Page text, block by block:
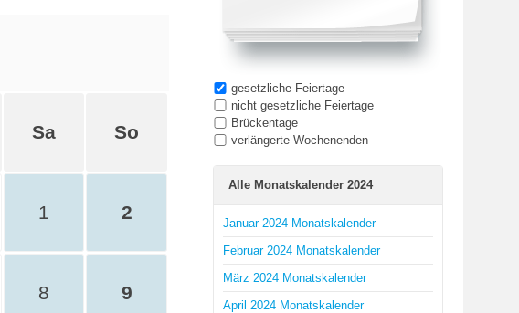
Sa So
1 2
8 9
gesetzliche Feiertage
nicht gesetzliche Feiertage
Brückentage
verlängerte Wochenenden
Alle Monatskalender 2024
Januar 2024 Monatskalender
Februar 2024 Monatskalender
März 2024 Monatskalender
April 2024 Monatskalender